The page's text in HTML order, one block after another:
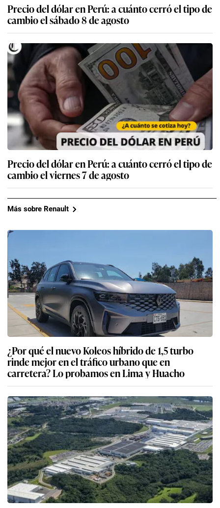
Precio del dólar en Perú: a cuánto cerró el tipo de
cambio el sábado 8 de agosto
Precio del dólar en Perú: a cuánto cerró el tipo de
cambio el viernes 7 de agosto
Más sobre Renault
¿Por qué el nuevo Koleos híbrido de 1,5 turbo
rinde mejor en el tráfico urbano que en
carretera? Lo probamos en Lima y Huacho